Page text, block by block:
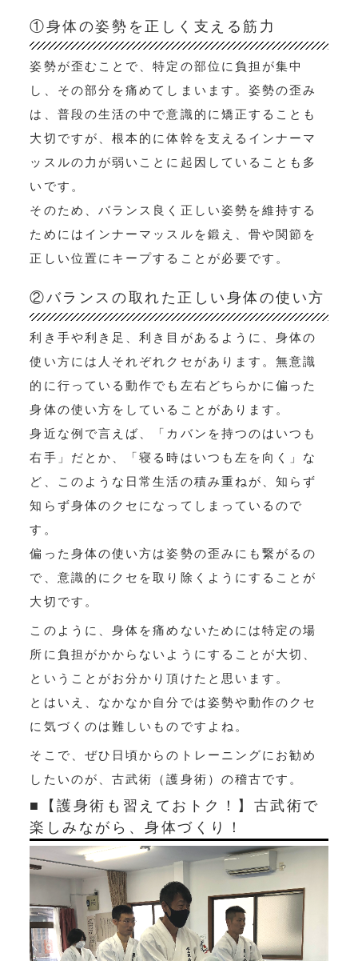
①身体の姿勢を正しく支える筋力
姿勢が歪むことで、特定の部位に負担が集中
し、その部分を痛めてしまいます。姿勢の歪み
は、普段の生活の中で意識的に矯正することも
大切ですが、根本的に体幹を支えるインナーマ
ッスルの力が弱いことに起因していることも多
いです。
そのため、バランス良く正しい姿勢を維持する
ためにはインナーマッスルを鍛え、骨や関節を
正しい位置にキープすることが必要です。
②バランスの取れた正しい身体の使い方
利き手や利き足、利き目があるように、身体の
使い方には人それぞれクセがあります。無意識
的に行っている動作でも左右どちらかに偏った
身体の使い方をしていることがあります。
身近な例で言えば、「カバンを持つのはいつも
右手」だとか、「寝る時はいつも左を向く」な
ど、このような日常生活の積み重ねが、知らず
知らず身体のクセになってしまっているので
す。
偏った身体の使い方は姿勢の歪みにも繋がるの
で、意識的にクセを取り除くようにすることが
大切です。
このように、身体を痛めないためには特定の場
所に負担がかからないようにすることが大切、
ということがお分かり頂けたと思います。
とはいえ、なかなか自分では姿勢や動作のクセ
に気づくのは難しいものですよね。
そこで、ぜひ日頃からのトレーニングにお勧め
したいのが、古武術（護身術）の稽古です。
■【護身術も習えておトク！】古武術で
楽しみながら、身体づくり！